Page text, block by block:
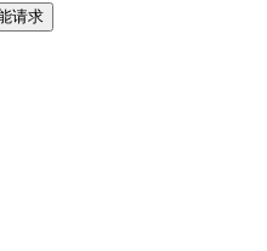
请求